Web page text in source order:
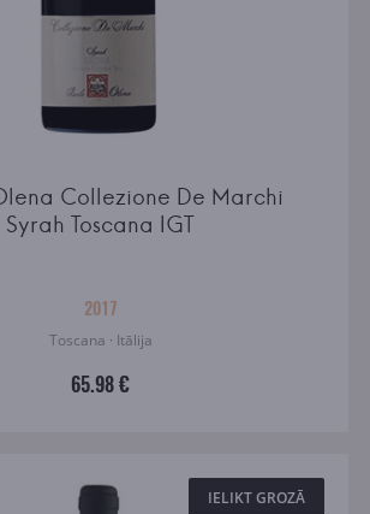
Collezione De Marchi
Syrah Toscana IGT
2017
Toscana · Itālija
65.98 €
IELIKT GROZĀ